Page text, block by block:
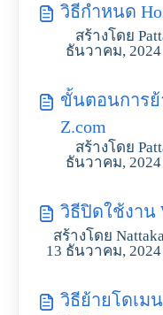
วิธีกำหนด
สร้างโดย
ธันวาคม, 2024
ขั้นตอนการย้
Z.com
สร้างโดย
ธันวาคม, 2024
วิธีปิดใช้งาน
สร้างโดย
13 ธันวาคม, 2024
วิธีย้ายโดเม